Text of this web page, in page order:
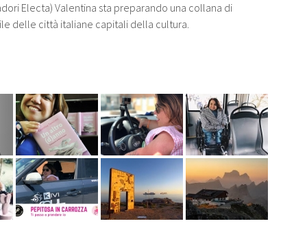
Electa) Valentina sta preparando una collana di
delle città italiane capitali della cultura.